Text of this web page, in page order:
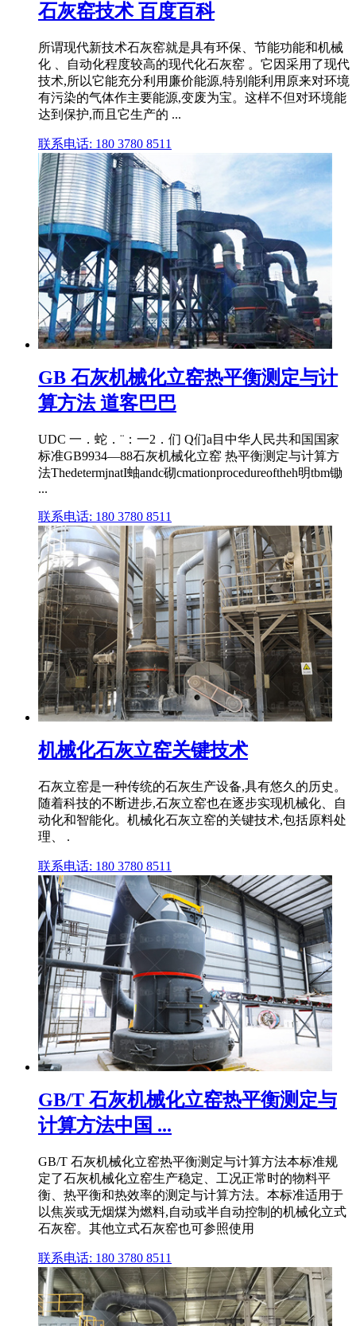
石灰窑技术 百度百科
所谓现代新技术石灰窑就是具有环保、节能功能和机械
化 、自动化程度较高的现代化石灰窑 。它因采用了现代
技术,所以它能充分利用廉价能源,特别能利用原来对环境
有污染的气体作主要能源,变废为宝。这样不但对环境能
达到保护,而且它生产的 ...
联系电话: 180 3780 8511
GB 石灰机械化立窑热平衡测定与计
算方法 道客巴巴
UDC 一．蛇．¨：一2．们 Q们a目中华人民共和国国家
标准GB9934—88石灰机械化立窑 热平衡测定与计算方
法ThedetermjnatI蚰andc砌cmationprocedureoftheh明tbm锄
...
联系电话: 180 3780 8511
机械化石灰立窑关键技术
石灰立窑是一种传统的石灰生产设备,具有悠久的历史。
随着科技的不断进步,石灰立窑也在逐步实现机械化、自
动化和智能化。机械化石灰立窑的关键技术,包括原料处
理、 .
联系电话: 180 3780 8511
GB/T 石灰机械化立窑热平衡测定与
计算方法中国 ...
GB/T 石灰机械化立窑热平衡测定与计算方法本标准规
定了石灰机械化立窑生产稳定、工况正常时的物料平
衡、热平衡和热效率的测定与计算方法。本标准适用于
以焦炭或无烟煤为燃料,自动或半自动控制的机械化立式
石灰窑。其他立式石灰窑也可参照使用
联系电话: 180 3780 8511